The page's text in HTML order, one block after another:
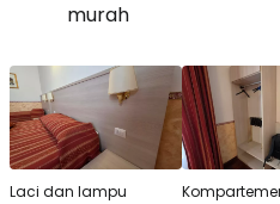
murah
Laci dan lampu